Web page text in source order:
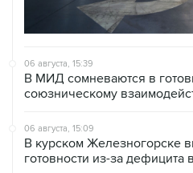
06 августа, 15:39
В МИД сомневаются в
союзническому
06 августа, 15:09
В курском Железногорске
готовности из-за дефицита